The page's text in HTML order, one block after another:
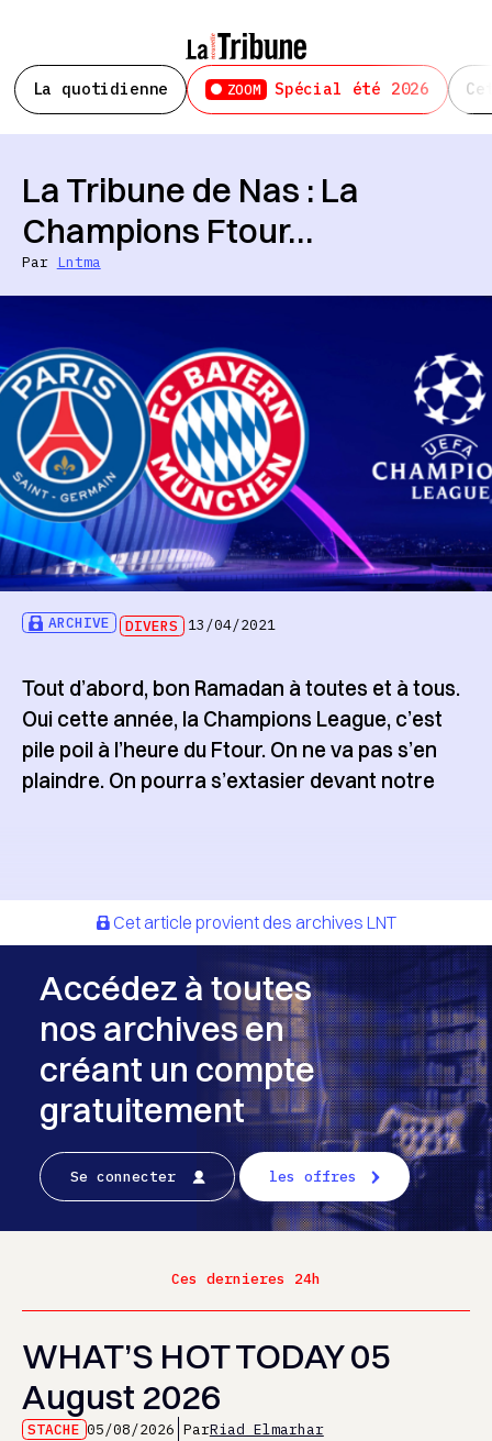
La quotidienne ZOOM Spécial été 2026
ARCHIVE DIVERS 13/04/2021
La Tribune de Nas : La
Champions Ftour…
Par Lntma
Tout d’abord, bon Ramadan à toutes et à tous.
Oui cette année, la Champions League, c’est
pile poil à l’heure du Ftour. On ne va pas s’en
plaindre. On pourra s’extasier devant notre
Cet article provient des archives LNT
Accédez à toutes
nos archives en
créant un compte
gratuitement
Se connecter les offres
Ces dernieres 24h
WHAT’S HOT TODAY 05
August 2026
STACHE 05/08/2026 ParRiad Elmarhar